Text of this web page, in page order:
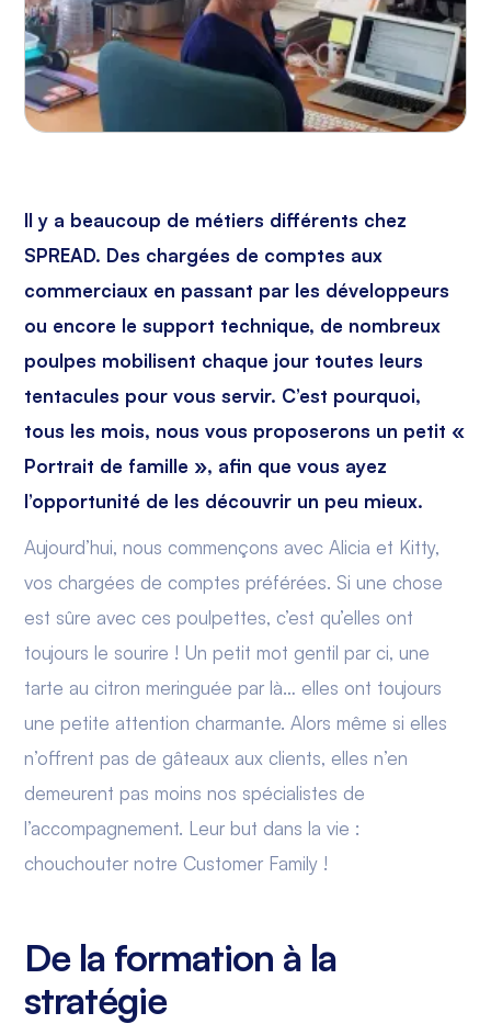
Il y a beaucoup de métiers différents chez
SPREAD. Des chargées de comptes aux
commerciaux en passant par les développeurs
ou encore le support technique, de nombreux
poulpes mobilisent chaque jour toutes leurs
tentacules pour vous servir. C’est pourquoi,
tous les mois, nous vous proposerons un petit «
Portrait de famille », afin que vous ayez
l’opportunité de les découvrir un peu mieux.
Aujourd’hui, nous commençons avec Alicia et Kitty,
vos chargées de comptes préférées. Si une chose
est sûre avec ces poulpettes, c’est qu’elles ont
toujours le sourire ! Un petit mot gentil par ci, une
tarte au citron meringuée par là… elles ont toujours
une petite attention charmante. Alors même si elles
n’offrent pas de gâteaux aux clients, elles n’en
demeurent pas moins nos spécialistes de
l’accompagnement. Leur but dans la vie :
chouchouter notre Customer Family !
De la formation à la
stratégie